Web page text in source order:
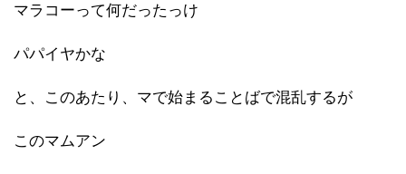
マラコーって何だったっけ
パパイヤかな
と、このあたり、マで始まることばで混乱するが
このマムアン